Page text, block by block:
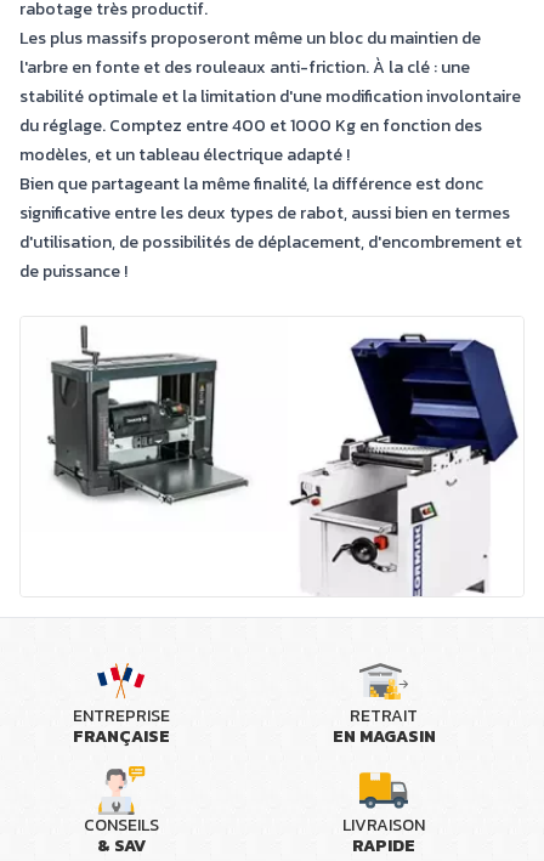
rabotage très productif.
Les plus massifs proposeront même un bloc du maintien de
l'arbre en fonte et des rouleaux anti-friction. À la clé : une
stabilité optimale et la limitation d'une modification involontaire
du réglage. Comptez entre 400 et 1000 Kg en fonction des
modèles, et un tableau électrique adapté !
Bien que partageant la même finalité, la différence est donc
significative entre les deux types de rabot, aussi bien en termes
d'utilisation, de possibilités de déplacement, d'encombrement et
de puissance !
ENTREPRISE
FRANÇAISE
RETRAIT
EN MAGASIN
CONSEILS
& SAV
LIVRAISON
RAPIDE